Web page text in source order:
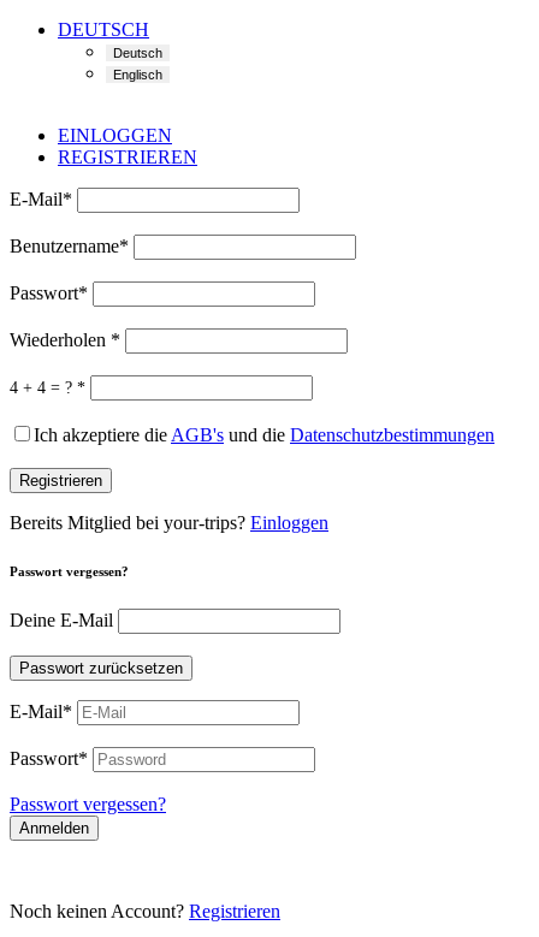
DEUTSCH
EINLOGGEN
REGISTRIEREN
E-Mail*
Benutzername*
Passwort*
Wiederholen *
4 + 4 = ? *
Ich akzeptiere die AGB's und die Datenschutzbestimmungen
Registrieren
Bereits Mitglied bei your-trips? Einloggen
Passwort vergessen?
Deine E-Mail
Passwort zurücksetzen
E-Mail*
Passwort*
Passwort vergessen?
Anmelden
Noch keinen Account? Registrieren